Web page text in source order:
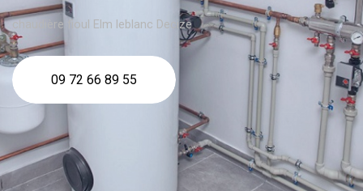
chaudière fioul Elm leblanc Decize
09 72 66 89 55